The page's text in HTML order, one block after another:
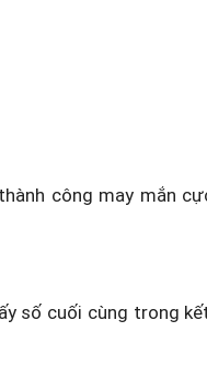
công may mắn
số cuối cùng trong